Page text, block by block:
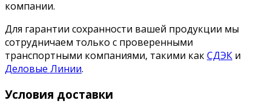
компании.
Для гарантии сохранности вашей продукции мы
сотрудничаем только с проверенными
транспортными компаниями, такими какСДЭК и
Деловые Линии.
Условия доставки